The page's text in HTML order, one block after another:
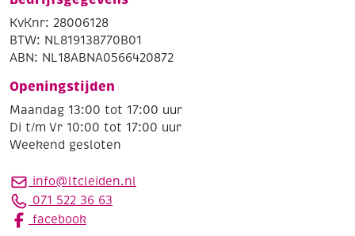
KvKnr: 28006128
BTW: NL819138770B01
ABN: NL18ABNA0566420872
Openingstijden
Maandag 13:00 tot 17:00 uur
Di t/m Vr 10:00 tot 17:00 uur
Weekend gesloten
info@ltcleiden.nl
071 522 36 63
facebook